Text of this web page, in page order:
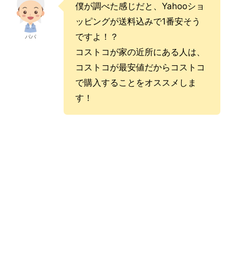
パパ
僕が調べた感じだと、Yahooショ
ッピングが送料込みで1番安そう
ですよ！？
コストコが家の近所にある人は、
コストコが最安値だからコストコ
で購入することをオススメしま
す！